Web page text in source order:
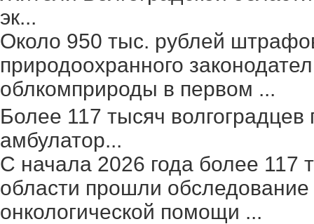
эк...
Около 950 тыс. рублей
природоохранного
облкомприроды в первом ...
Более 117 тысяч
амбулатор...
С начала 2026 года более 117
области прошли
онкологической помощи ...